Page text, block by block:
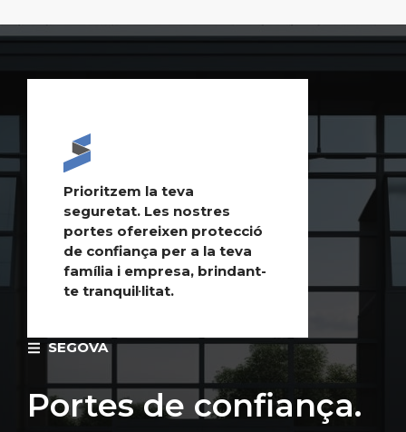
SEGOVA
Portes de confiança.
Prioritzem la teva
seguretat. Les nostres
portes ofereixen protecció
de confiança per a la teva
família i empresa, brindant-
te tranquil·litat.